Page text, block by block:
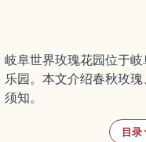
岐阜世界玫瑰花园位于
乐园。本文介绍春秋玫
须知。
目录